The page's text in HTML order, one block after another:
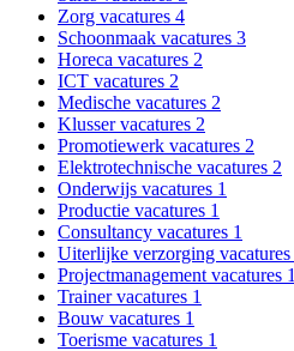
Zorg vacatures 4
Schoonmaak vacatures 3
Horeca vacatures 2
ICT vacatures 2
Medische vacatures 2
Klusser vacatures 2
Promotiewerk vacatures 2
Elektrotechnische vacatures 2
Onderwijs vacatures 1
Productie vacatures 1
Consultancy vacatures 1
Uiterlijke verzorging vacatures
Projectmanagement vacatures 1
Trainer vacatures 1
Bouw vacatures 1
Toerisme vacatures 1